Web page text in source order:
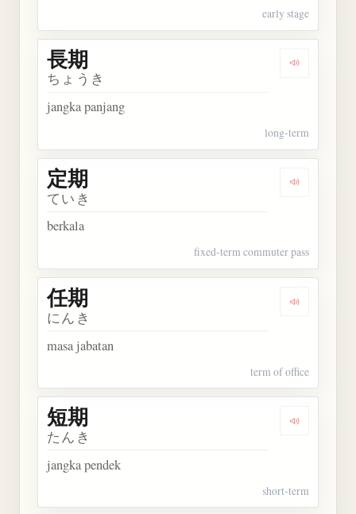
early stage
Dengarkan
長期
ちょうき
jangka panjang
long-term
Dengarkan
定期
ていき
berkala
fixed-term commuter pass
Dengarkan
任期
にんき
masa jabatan
term of office
Dengarkan
短期
たんき
jangka pendek
short-term